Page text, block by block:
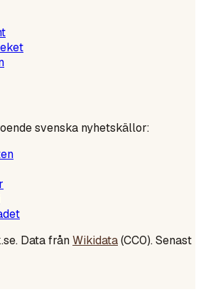
svenska nyhetskällor:
Data frånWikidata(CC0). Senast